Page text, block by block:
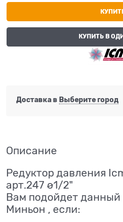
КУПИТЬ В
Доставка в Выберите город
Описание
Редуктор давления
арт.247 ø1/2"
Вам подойдет данный
Миньон , если: